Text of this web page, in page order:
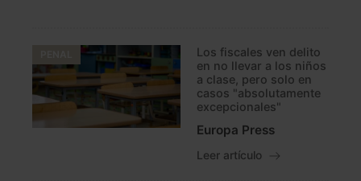
Los fiscales ven delito
en no llevar a los niños
a clase, pero solo en
casos "absolutamente
excepcionales"
Europa Press
Leer artículo